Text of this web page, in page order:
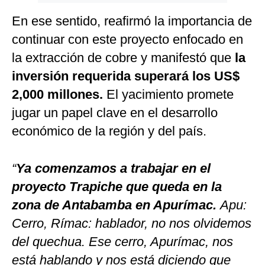
En ese sentido, reafirmó la importancia de
continuar con este proyecto enfocado en
la extracción de cobre y manifestó que la
inversión requerida superará los US$
2,000 millones. El yacimiento promete
jugar un papel clave en el desarrollo
económico de la región y del país.
“Ya comenzamos a trabajar en el
proyecto Trapiche que queda en la
zona de Antabamba en Apurímac.Apu:
Cerro, Rímac: hablador, no nos olvidemos
del quechua. Ese cerro, Apurímac, nos
está hablando y nos está diciendo que